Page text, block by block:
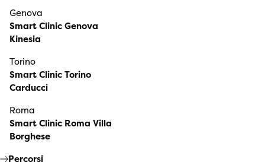
Genova
Smart Clinic Genova
Kinesia
Torino
Smart Clinic Torino
Carducci
Roma
Smart Clinic Roma Villa
Borghese
Percorsi